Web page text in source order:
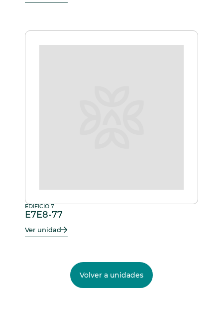
EDIFICIO 7
E7E8-77
Ver unidad
Volver a unidades